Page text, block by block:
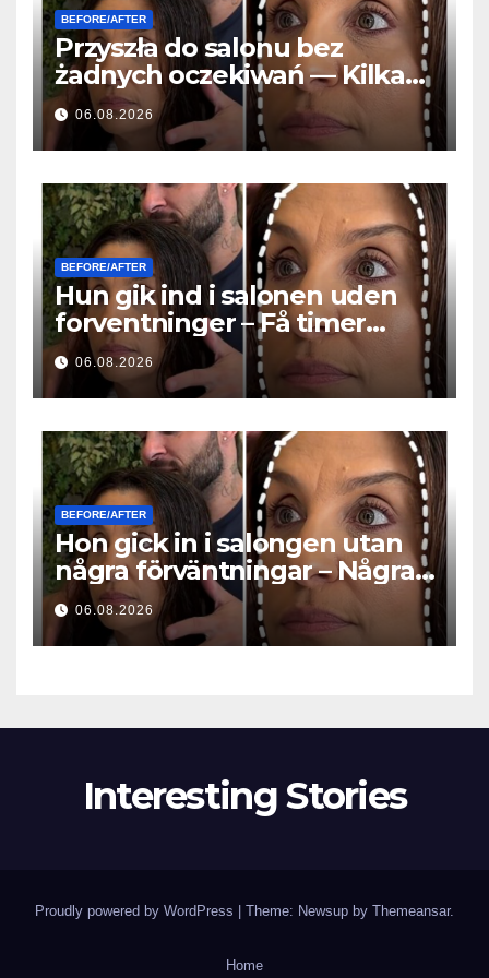
BEFORE/AFTER
Przyszła do salonu bez
żadnych oczekiwań — Kilka
godzin później wszyscy
zadawali to samo pytanie
06.08.2026
BEFORE/AFTER
Hun gik ind i salonen uden
forventninger – Få timer
senere stillede alle det
samme spørgsmål
06.08.2026
BEFORE/AFTER
Hon gick in i salongen utan
några förväntningar – Några
timmar senare ställde alla
samma fråga
06.08.2026
Interesting Stories
Proudly powered by WordPress Theme: Newsup by Themeansar.
Home